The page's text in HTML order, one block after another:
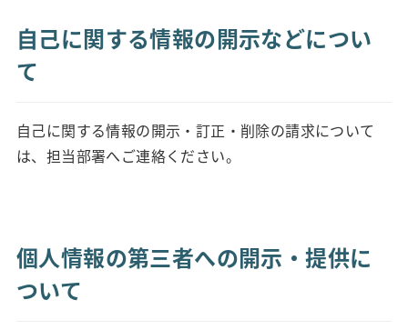
自己に関する情報の開示などについ
て
自己に関する情報の開示・訂正・削除の請求について
は、担当部署へご連絡ください。
個人情報の第三者への開示・提供に
ついて